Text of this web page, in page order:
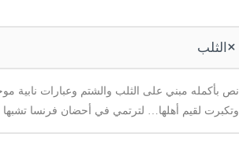
الثلب
نص بأكمله مبني على الثلب والشتم وعبارات نابية
وتكبرت لقيم أهلها… لترتمي في أحضان فرنسا